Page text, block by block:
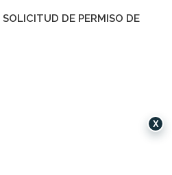
DE PERMISO DE
X